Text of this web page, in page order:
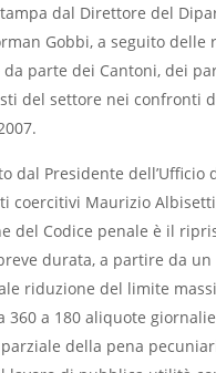
dal Direttore del
Gobbi, a seguito delle
da parte dei Cantoni, dei
del settore nei confronti
dal Presidente dell’Ufficio
coercitivi Maurizio
del Codice penale è il
durata, a partire da
riduzione del limite
360 a 180 aliquote
della pena